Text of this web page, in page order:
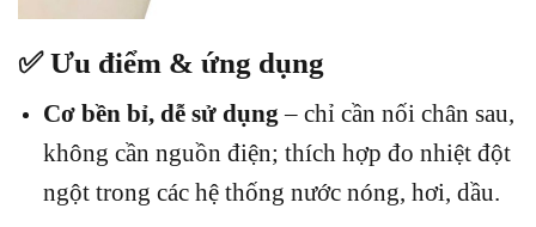
✅ Ưu điểm & ứng dụng
Cơ bền bỉ, dễ sử dụng – chỉ cần nối chân sau,
không cần nguồn điện; thích hợp đo nhiệt đột
ngột trong các hệ thống nước nóng, hơi, dầu.